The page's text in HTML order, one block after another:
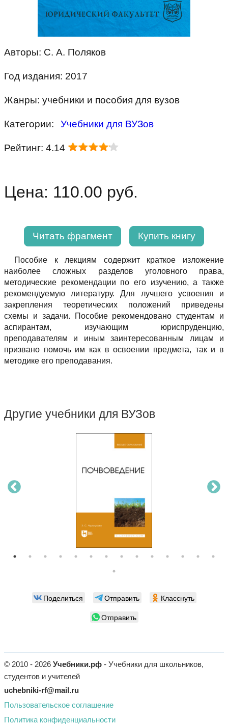
Авторы: С. А. Поляков
Год издания: 2017
Жанры: учебники и пособия для вузов
Категории: Учебники для ВУЗов
Рейтинг: 4.14
Цена: 110.00 руб.
Читать фрагмент Купить книгу
Пособие к лекциям содержит краткое изложение
наиболее сложных разделов уголовного права,
методические рекомендации по его изучению, а также
рекомендуемую литературу. Для лучшего усвоения и
закрепления теоретических положений приведены
схемы и задачи. Пособие рекомендовано студентам и
аспирантам, изучающим юриспруденцию,
преподавателям и иным заинтересованным лицам и
призвано помочь им как в освоении предмета, так и в
методике его преподавания.
Другие учебники для ВУЗов
Поделиться Отправить
Класснуть
Отправить
© 2010 - 2026 Учебники.рф - Учебники для школьников,
студентов и учителей
uchebniki-rf@mail.ru
Пользовательское соглашение
Политика конфиденциальности